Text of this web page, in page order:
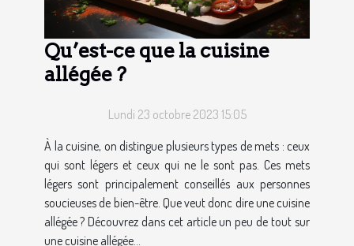
Qu’est-ce que la cuisine
allégée ?
Lundi 23 octobre 2023 15:05
À la cuisine, on distingue plusieurs types de mets : ceux
qui sont légers et ceux qui ne le sont pas. Ces mets
légers sont principalement conseillés aux personnes
soucieuses de bien-être. Que veut donc dire une cuisine
allégée ? Découvrez dans cet article un peu de tout sur
une cuisine allégée...